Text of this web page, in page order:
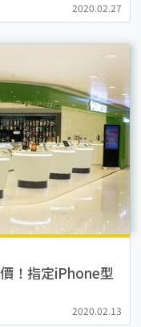
2020.02.27
！指定iPhone型
2020.02.13